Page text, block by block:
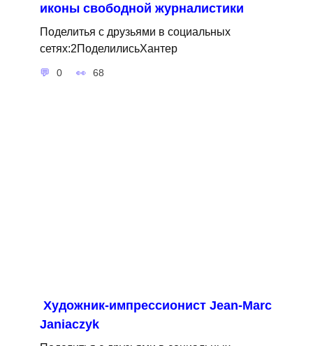
иконы свободной журналистики
Поделитья с друзьями в социальных
сетях:2ПоделилисьХантер
0 68
Художник-импрессионист Jean-Marc
Janiaczyk